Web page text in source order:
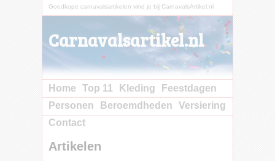
Goedkope carnavalsartikelen vind je bij CarnavalsArtikel.nl
Carnavalsartikel.nl
Home Top 11 Kleding
Feestdagen
Personen
Beroemdheden
Versiering
Contact
Artikelen